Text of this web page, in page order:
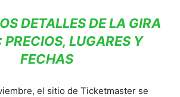
DETALLES DE LA GIRA
PRECIOS, LUGARES Y
FECHAS
el sitio de Ticketmaster se